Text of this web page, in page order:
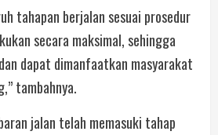
tahapan berjalan sesuai prosedur
secara maksimal, sehingga
dapat dimanfaatkan masyarakat
tambahnya.
jalan telah memasuki tahap